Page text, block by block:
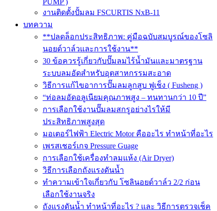
PUMP )
งานติดตั้งปั้มลม FSCURTIS NxB-11
บทความ
**ปลดล็อกประสิทธิภาพ: คู่มือฉบับสมบูรณ์ของโซลิ
นอยด์วาล์วและการใช้งาน**
30 ข้อควรรู้เกี่ยวกับปั๊มลมไร้น้ำมันและมาตรฐาน
ระบบลมอัดสำหรับอุตสาหกรรมสะอาด
วิธีการแก้ไขอาการปั๊มลมลูกสูบ ฟูเช็ง ( Fusheng )
“ท่อลมอัดอลูเนียมคุณภาพสูง – ทนทานกว่า 10 ปี”
การเลือกใช้งานปั๊มลมสกรูอย่างไรให้มี
ประสิทธิภาพสูงสุด
มอเตอร์ไฟฟ้า Electric Motor คืออะไร ทำหน้าที่อะไร
เพรสเชอร์เกจ Pressure Guage
การเลือกใช้เครื่องทำลมแห้ง (Air Dryer)
วิธีการเลือกถังแรงดันน้ำ
ทำความเข้าใจเกี่ยวกับ โซลินอยด์วาล์ว 2/2 ก่อน
เลือกใช้งานจริง
ถังแรงดันน้ำ ทำหน้าที่อะไร ? และ วิธีการตรวจเช็ค